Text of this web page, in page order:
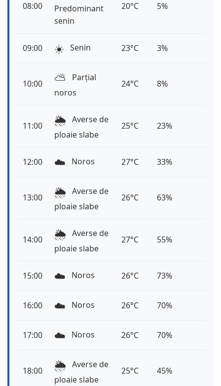
08:00
Predominant
senin
20°C 5%
09:00 ☀️ Senin 23°C 3%
10:00 ⛅️
Parțial
noros
24°C 8%
11:00 🌦️ Averse de
ploaie slabe
25°C 23%
12:00 ☁️ Noros 27°C 33%
13:00 🌦️ Averse de
ploaie slabe
26°C 63%
14:00 🌦️ Averse de
ploaie slabe
27°C 55%
15:00 ☁️ Noros 26°C 73%
16:00 ☁️ Noros 26°C 70%
17:00 ☁️ Noros 26°C 70%
18:00 🌦️ Averse de
ploaie slabe
25°C 45%